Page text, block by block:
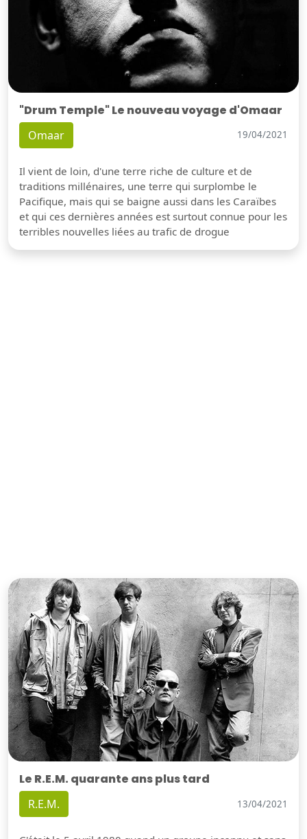
"Drum Temple" Le nouveau voyage d'Omaar
Omaar 19/04/2021
Il vient de loin, d'une terre riche de culture et de
traditions millénaires, une terre qui surplombe le
Pacifique, mais qui se baigne aussi dans les Caraïbes
et qui ces dernières années est surtout connue pour les
terribles nouvelles liées au trafic de drogue
Le R.E.M. quarante ans plus tard
R.E.M. 13/04/2021